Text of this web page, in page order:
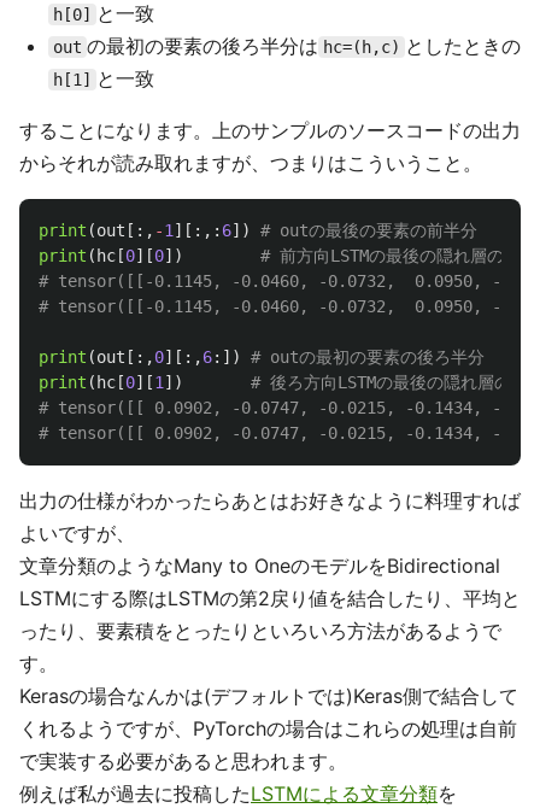
h[0] と一致
out の最初の要素の後ろ半分は hc=(h,c) としたときの
h[1] と一致
することになります。上のサンプルのソースコードの出力
からそれが読み取れますが、つまりはこういうこと。
print (out [:, -1 ][:,: 6])
print ( hc [0][0])
# 前方向LSTMの最後の隠れ層の値
# tensor([[-0.1145, -0.0460, -0.0732,  0.0950, -
print (out [:,0][:,6:])
print ( hc [0][1 ])
# 後ろ方向LSTMの最後の隠れ層の値
# tensor([[ 0.0902, -0.0747, -0.0215, -0.1434, -
出力の仕様がわかったらあとはお好きなように料理すれば
よいですが、
文章分類のようなMany to OneのモデルをBidirectional
LSTMにする際はLSTMの第2戻り値を結合したり、平均と
ったり、要素積をとったりといろいろ方法があるようで
す。
Kerasの場合なんかは(デフォルトでは)Keras側で結合して
くれるようですが、PyTorchの場合はこれらの処理は自前
で実装する必要があると思われます。
例えば私が過去に投稿したLSTMによる文章分類を